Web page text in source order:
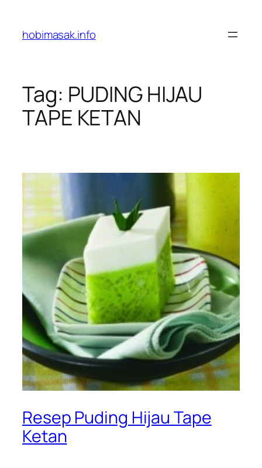
content
hobimasak.info
Tag: PUDING HIJAU
TAPE KETAN
Resep Puding Hijau Tape
Ketan